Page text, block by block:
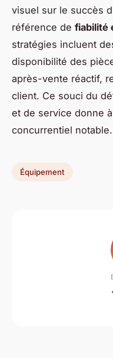
visuel sur le succès
référence de fiabilité
stratégies incluent
disponibilité des
après-vente réactif,
client. Ce souci du
et de service donne
concurrentiel notable.
Équipement